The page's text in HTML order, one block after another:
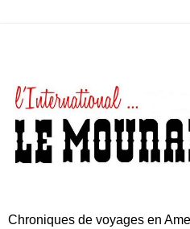
Chroniques de voyages en